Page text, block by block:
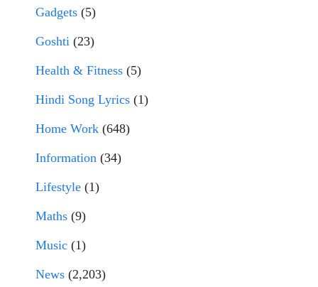
Gadgets (5)
Goshti (23)
Health & Fitness (5)
Hindi Song Lyrics (1)
Home Work (648)
Information (34)
Lifestyle (1)
Maths (9)
Music (1)
News (2,203)